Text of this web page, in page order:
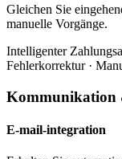
Gleichen Sie
manuelle Vorgänge.
Intelligenter
Fehlerkorrektur ·
Kommunikation
E-mail-integration